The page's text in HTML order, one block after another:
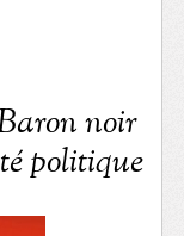
noir
politique